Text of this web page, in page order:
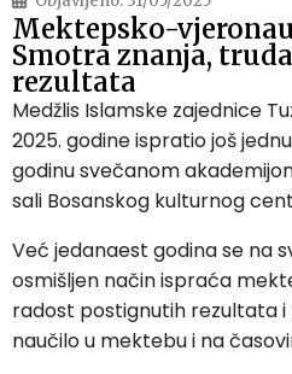
Mektepsko-
Smotra znanja,
rezultata
Medžlis Islamske zajednice
2025. godine ispratio još
godinu svečanom
sali Bosanskog kulturnog
Već jedanaest godina se na
osmišljen način ispraća
radost postignutih rezultata
naučilo u mektebu i na